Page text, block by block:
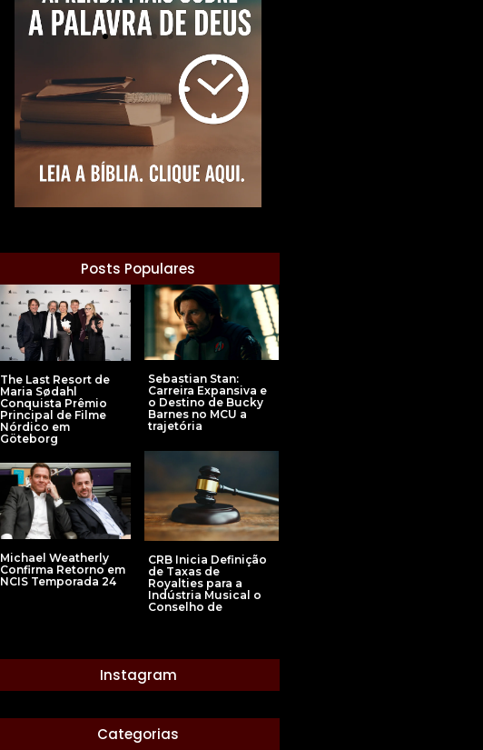
Posts Populares
The Last Resort de
Maria Sødahl
Conquista Prêmio
Principal de Filme
Nórdico em
Göteborg
Sebastian Stan:
Carreira Expansiva e
o Destino de Bucky
Barnes no MCU a
trajetória
CRB Inicia Definição
de Taxas de
Royalties para a
Indústria Musical o
Conselho de
Michael Weatherly
Confirma Retorno em
NCIS Temporada 24
Instagram
Categorias